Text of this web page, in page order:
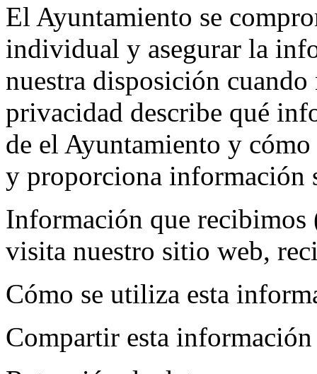
El Ayuntamiento se
individual y asegurar la
nuestra disposición
privacidad describe qué
de el Ayuntamiento y
y proporciona información
Información que recibimos
visita nuestro sitio web,
Cómo se utiliza esta
Compartir esta información